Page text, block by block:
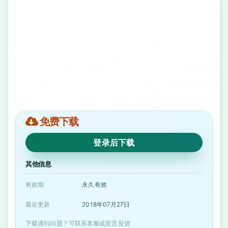
免费下载
登录后下载
其他信息
有效期 永久有效
最近更新 2018年07月27日
下载遇到问题？可联系客服或留言反馈